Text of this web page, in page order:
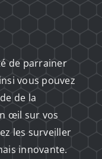
de parrainer
vous pouvez
de la
œil sur vos
les surveiller
innovante.